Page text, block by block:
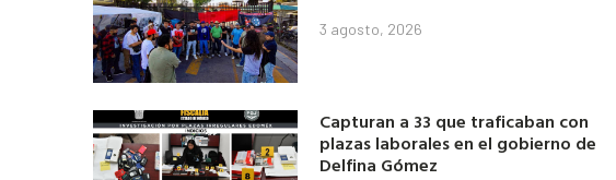
3 agosto, 2026
Capturan a 33 que traficaban con
plazas laborales en el gobierno de
Delfina Gómez